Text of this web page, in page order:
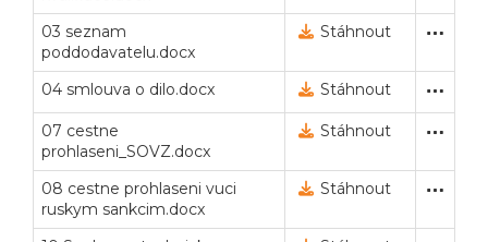
03 seznam
poddodavatelu.docx
Zadávací dokumentace
16. 4. 2024 17:56
Stáhnout
04 smlouva o dilo.docx Zadávací dokumentace
16. 4. 2024 17:57
Stáhnout
07 cestne
prohlaseni_SOVZ.docx
Zadávací dokumentace
16. 4. 2024 17:57
Stáhnout
08 cestne prohlaseni vuci
ruskym sankcim.docx
Zadávací dokumentace
16. 4. 2024 17:57
Stáhnout